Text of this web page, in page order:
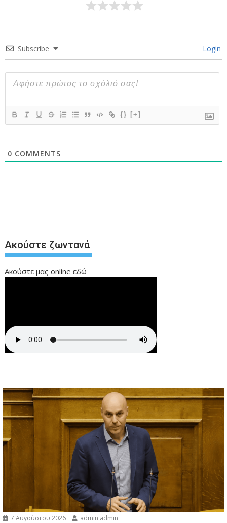
Subscribe Login
{} [+]
0 COMMENTS
Ακούστε ζωντανά
Ακούστε μας onlineεδώ
7 Αυγούστου 2026 admin admin